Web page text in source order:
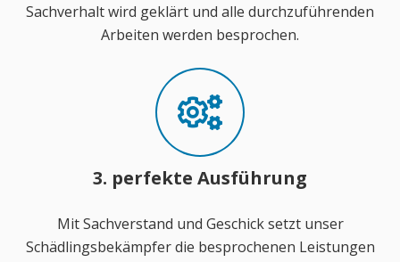
Sachverhalt wird geklärt und alle durchzuführenden
Arbeiten werden besprochen.
3. perfekte Ausführung
Mit Sachverstand und Geschick setzt unser
Schädlingsbekämpfer die besprochenen Leistungen